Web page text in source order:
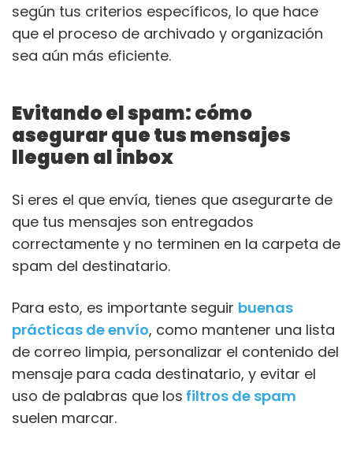
según tus criterios específicos, lo que hace
que el proceso de archivado y organización
sea aún más eficiente.
Evitando el spam: cómo
asegurar que tus mensajes
lleguen al inbox
Si eres el que envía, tienes que asegurarte de
que tus mensajes son entregados
correctamente y no terminen en la carpeta de
spam del destinatario.
Para esto, es importante seguir buenas
prácticas de envío, como mantener una lista
de correo limpia, personalizar el contenido del
mensaje para cada destinatario, y evitar el
uso de palabras que los filtros de spam
suelen marcar.